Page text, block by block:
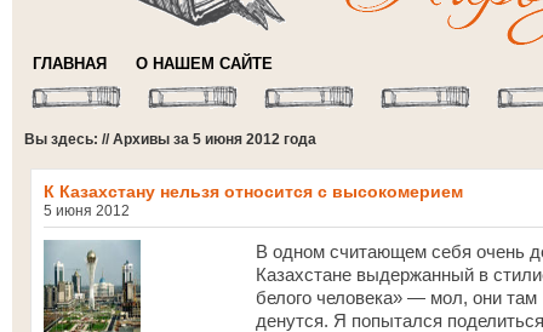
ГЛАВНАЯ О НАШЕМ САЙТЕ
Вы здесь: // Архивы за 5 июня 2012 года
К Казахстану нельзя относится с высокомерием
5 июня 2012
В одном считающем себя очень
Казахстане выдержанный в
белого человека» — мол, они там
денутся. Я попытался